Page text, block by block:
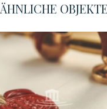
ÄHNLICHE OBJEKTE